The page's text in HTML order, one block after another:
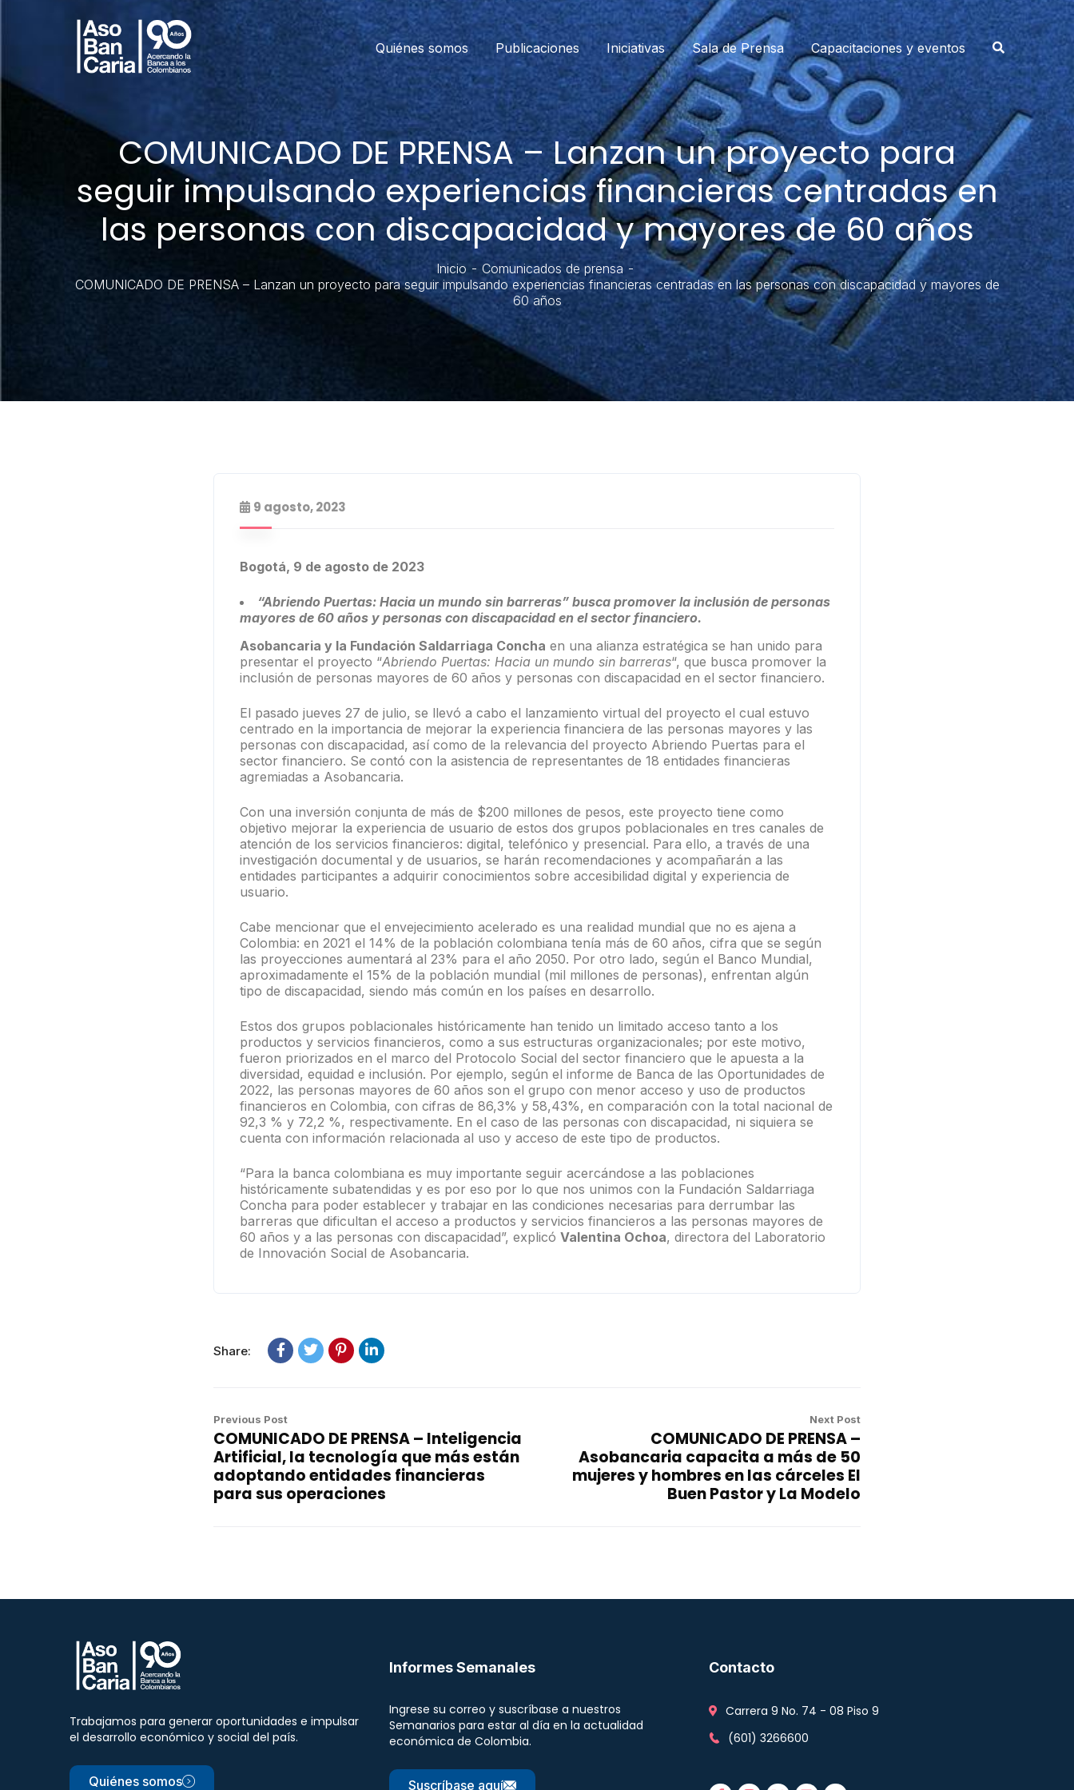
Quiénes somos Publicaciones Iniciativas Sala de Prensa Capacitaciones y eventos
COMUNICADO DE PRENSA – Lanzan un proyecto para
seguir impulsando experiencias financieras centradas en
las personas con discapacidad y mayores de 60 años
Inicio
Comunicados de prensa
COMUNICADO DE PRENSA – Lanzan un proyecto para seguir impulsando experiencias financieras centradas en las personas con discapacidad y mayores de
60 años
9 agosto, 2023
Bogotá, 9 de agosto de 2023
“Abriendo Puertas: Hacia un mundo sin barreras” busca promover la inclusión de personas
mayores de 60 años y personas con discapacidad en el sector financiero.
Asobancaria y la Fundación Saldarriaga Concha en una alianza estratégica se han unido para
presentar el proyecto “Abriendo Puertas: Hacia un mundo sin barreras“, que busca promover la
inclusión de personas mayores de 60 años y personas con discapacidad en el sector financiero.
El pasado jueves 27 de julio, se llevó a cabo el lanzamiento virtual del proyecto el cual estuvo
centrado en la importancia de mejorar la experiencia financiera de las personas mayores y las
personas con discapacidad, así como de la relevancia del proyecto Abriendo Puertas para el
sector financiero. Se contó con la asistencia de representantes de 18 entidades financieras
agremiadas a Asobancaria.
Con una inversión conjunta de más de $200 millones de pesos, este proyecto tiene como
objetivo mejorar la experiencia de usuario de estos dos grupos poblacionales en tres canales de
atención de los servicios financieros: digital, telefónico y presencial. Para ello, a través de una
investigación documental y de usuarios, se harán recomendaciones y acompañarán a las
entidades participantes a adquirir conocimientos sobre accesibilidad digital y experiencia de
usuario.
Cabe mencionar que el envejecimiento acelerado es una realidad mundial que no es ajena a
Colombia: en 2021 el 14% de la población colombiana tenía más de 60 años, cifra que se según
las proyecciones aumentará al 23% para el año 2050. Por otro lado, según el Banco Mundial,
aproximadamente el 15% de la población mundial (mil millones de personas), enfrentan algún
tipo de discapacidad, siendo más común en los países en desarrollo.
Estos dos grupos poblacionales históricamente han tenido un limitado acceso tanto a los
productos y servicios financieros, como a sus estructuras organizacionales; por este motivo,
fueron priorizados en el marco del Protocolo Social del sector financiero que le apuesta a la
diversidad, equidad e inclusión. Por ejemplo, según el informe de Banca de las Oportunidades de
2022, las personas mayores de 60 años son el grupo con menor acceso y uso de productos
financieros en Colombia, con cifras de 86,3% y 58,43%, en comparación con la total nacional de
92,3 % y 72,2 %, respectivamente. En el caso de las personas con discapacidad, ni siquiera se
cuenta con información relacionada al uso y acceso de este tipo de productos.
“Para la banca colombiana es muy importante seguir acercándose a las poblaciones
históricamente subatendidas y es por eso por lo que nos unimos con la Fundación Saldarriaga
Concha para poder establecer y trabajar en las condiciones necesarias para derrumbar las
barreras que dificultan el acceso a productos y servicios financieros a las personas mayores de
60 años y a las personas con discapacidad”, explicó Valentina Ochoa, directora del Laboratorio
de Innovación Social de Asobancaria.
Share:
Previous Post
COMUNICADO DE PRENSA – Inteligencia
Artificial, la tecnología que más están
adoptando entidades financieras
para sus operaciones
Next Post
COMUNICADO DE PRENSA –
Asobancaria capacita a más de 50
mujeres y hombres en las cárceles El
Buen Pastor y La Modelo
Trabajamos para generar oportunidades e impulsar
el desarrollo económico y social del país.
Quiénes somos
Informes Semanales
Ingrese su correo y suscríbase a nuestros
Semanarios para estar al día en la actualidad
económica de Colombia.
Suscríbase aquí
Contacto
Carrera 9 No. 74 - 08 Piso 9
(601) 3266600